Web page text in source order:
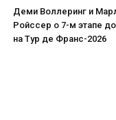
Деми Воллеринг и
Ройссер о 7-м этапе
на Тур де Франс-2026